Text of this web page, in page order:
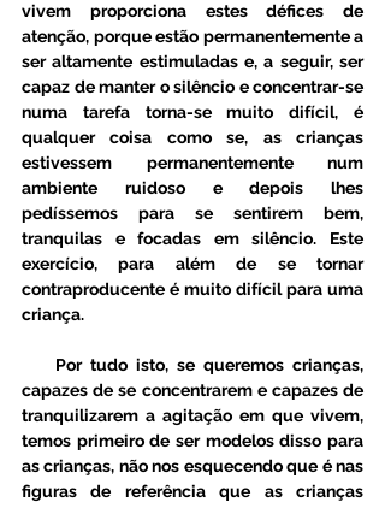
vivem proporciona estes défices de
atenção, porque estão permanentemente a
ser altamente estimuladas e, a seguir, ser
capaz de manter o silêncio e concentrar-se
numa tarefa torna-se muito difícil, é
qualquer coisa como se, as crianças
estivessem permanentemente num
ambiente ruidoso e depois lhes
pedíssemos para se sentirem bem,
tranquilas e focadas em silêncio. Este
exercício, para além de se tornar
contraproducente é muito difícil para uma
criança.
capazes de se concentrarem e capazes de
tranquilizarem a agitação em que vivem,
temos primeiro de ser modelos disso para
as crianças, não nos esquecendo que é nas
figuras de referência que as crianças